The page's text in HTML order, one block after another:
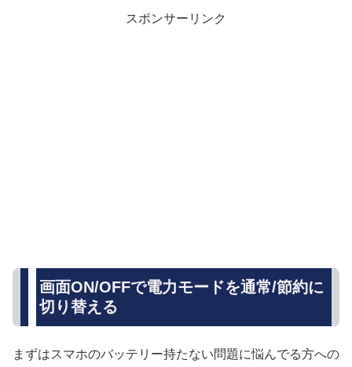
スポンサーリンク
画面ON/OFFで電力モードを通常/節約に
切り替える
まずはスマホのバッテリー持たない問題に悩んでる方への